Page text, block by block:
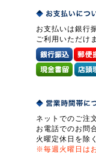
お支払いは銀行
ご利用いただけ
ネットでのご注
お電話でのお問
火曜定休日を
※毎週火曜日は